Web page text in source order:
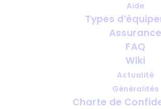
Aide
Types
Assurance
FAQ
Wiki
Actualité
Généralités
Charte de
Virement